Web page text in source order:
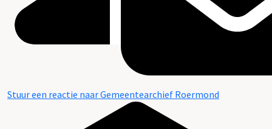
Stuur een reactie naar Gemeentearchief Roermond